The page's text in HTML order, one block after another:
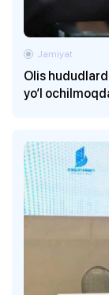
Olis
yo‘l
Jamiyat